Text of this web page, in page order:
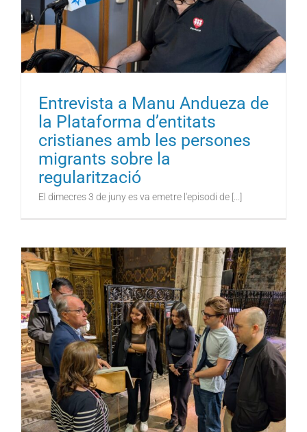
Entrevista a Manu Andueza de
la Plataforma d’entitats
cristianes amb les persones
migrants sobre la
regularització
El dimecres 3 de juny es va emetre l'episodi de [...]